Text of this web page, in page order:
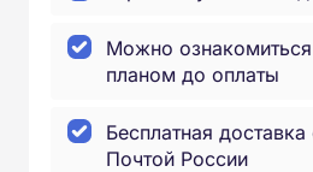
Можно
планом до оплаты
Бесплатная
Почтой России